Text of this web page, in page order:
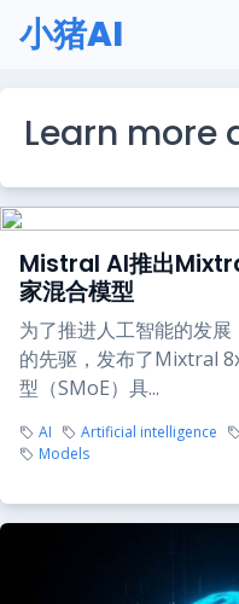
小猪AI
Learn more
Mistral AI推出
家混合模型
为了推进人工智能的发
的先驱，发布了Mixtral
型（SMoE）具...
AI Artificial intelligence
Models